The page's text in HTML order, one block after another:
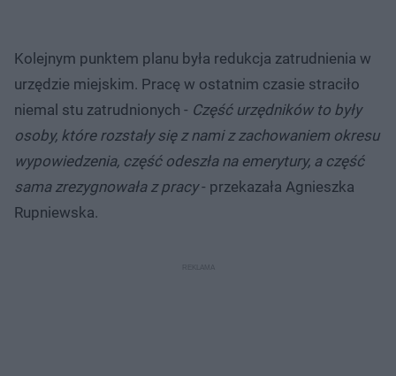
Kolejnym punktem planu była redukcja zatrudnienia w
urzędzie miejskim. Pracę w ostatnim czasie straciło
niemal stu zatrudnionych - Część urzędników to były
osoby, które rozstały się z nami z zachowaniem okresu
wypowiedzenia, część odeszła na emerytury, a część
sama zrezygnowała z pracy- przekazała Agnieszka
Rupniewska.